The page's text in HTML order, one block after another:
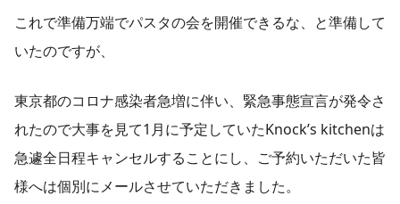
これで準備万端でパスタの会を開催できるな、と準備して
いたのですが、
東京都のコロナ感染者急増に伴い、緊急事態宣言が発令さ
れたので大事を見て1月に予定していたKnock’s kitchenは
急遽全日程キャンセルすることにし、ご予約いただいた皆
様へは個別にメールさせていただきました。